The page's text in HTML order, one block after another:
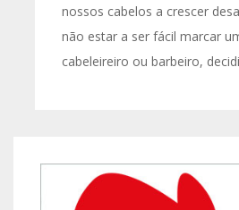
nossos cabelos a crescer
não estar a ser fácil marcar
cabeleireiro ou barbeiro,